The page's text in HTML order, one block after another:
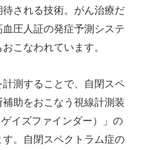
される技術。がん治療だ
圧人証の発症予測システ
こなわれています。
計測することで、自閉スペ
助をおこなう視線計測装
イズファインダー）」の
す。自閉スペクトラム症の